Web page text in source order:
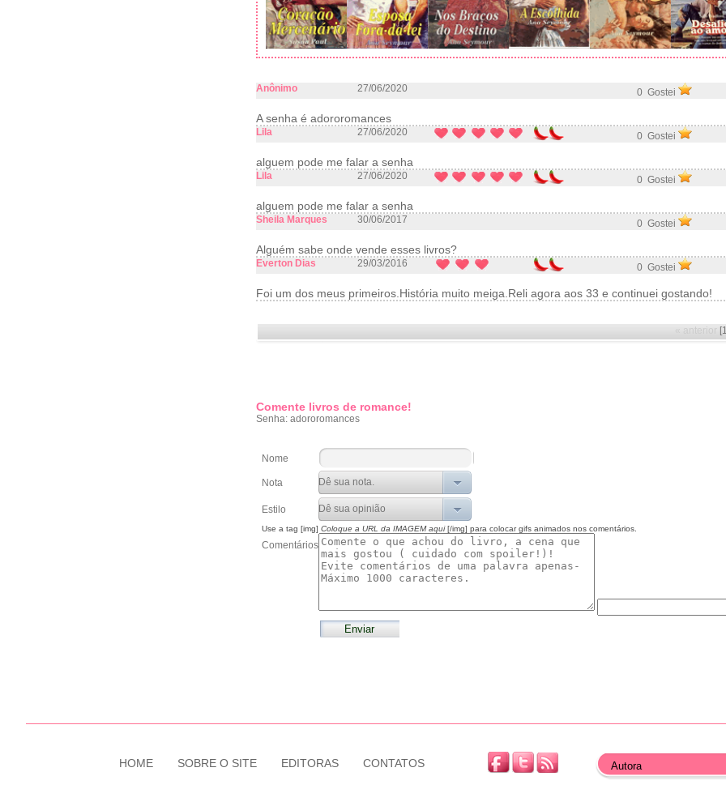
Anônimo 27/06/2020 0 Gostei
A senha é adororomances
Lila 27/06/2020 0 Gostei
alguem pode me falar a senha
Lila 27/06/2020 0 Gostei
alguem pode me falar a senha
Sheila Marques 30/06/2017 0 Gostei
Alguém sabe onde vende esses livros?
Everton Dias 29/03/2016 0 Gostei
Foi um dos meus primeiros.História muito meiga.Reli agora aos 33 e continuei gostando!
« anterior
Comente livros de romance!
Senha: adororomances
Nome
Nota
Estilo
Use a tag [img] Coloque a URL da IMAGEM aqui[/img] para colocar gifs animados nos comentários.
Comentários
HOME SOBRE O SITE EDITORAS CONTATOS